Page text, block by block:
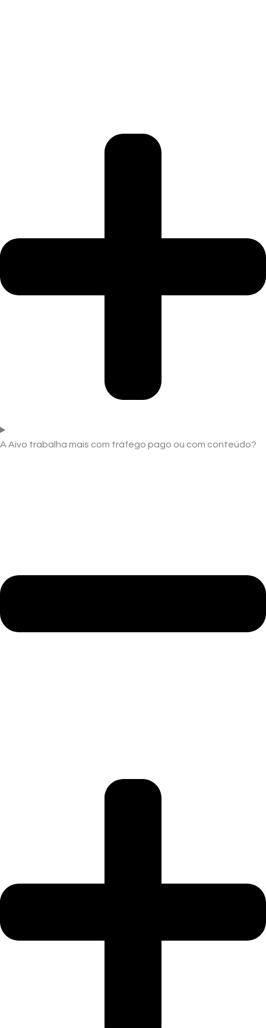
A Aivo trabalha mais com tráfego pago ou com conteúdo?